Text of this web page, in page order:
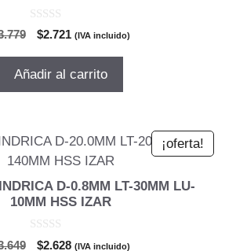
El
original
$2.721El
actual
(IVA incluido)
Añadir al carrito
¡oferta!
D-0.8MM LT-30MM LU-
10MM HSS IZAR
El
$2.628El(IVA incluido)